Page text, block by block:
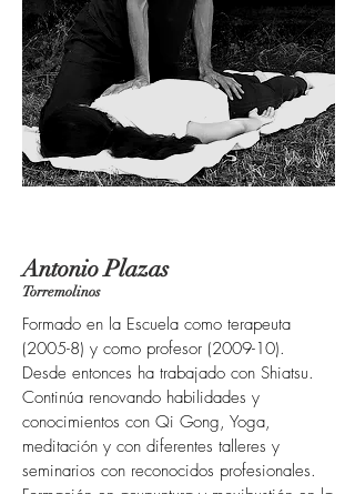
Antonio Plazas
Torremolinos
Formado en la Escuela como terapeuta
(2005-8) y como profesor (2009-10).
Desde entonces ha trabajado con Shiatsu.
Continúa renovando habilidades y
conocimientos con Qi Gong, Yoga,
meditación y con diferentes talleres y
seminarios con reconocidos profesionales.